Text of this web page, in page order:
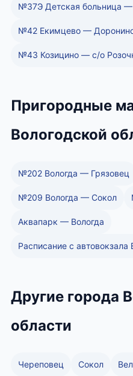
№37Э Детская больница
№42 Екимцево —
№43 Козицино — с/о
Пригородные
Вологодской
№202 Вологда — Грязовец
№209 Вологда — Сокол
Аквапарк — Вологда
Расписание с автовокзала
Другие города
области
Череповец Сокол